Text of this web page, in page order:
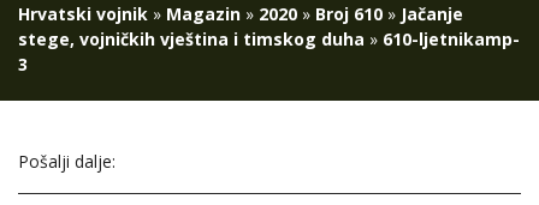
Hrvatski vojnik » Magazin » 2020 » Broj 610 » Jačanje
stege, vojničkih vještina i timskog duha » 610-ljetnikamp-
3
Pošalji dalje: